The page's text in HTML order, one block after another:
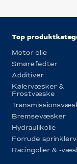
Top
Motor olie
Smørefedter
Additiver
Kølervæsker &
Frostvæske
Bremsevæsker
Hydraulikolie
Forrude
Racingolier & -